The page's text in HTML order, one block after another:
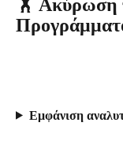
🏋️ Ακύρωση
Εμφάνιση